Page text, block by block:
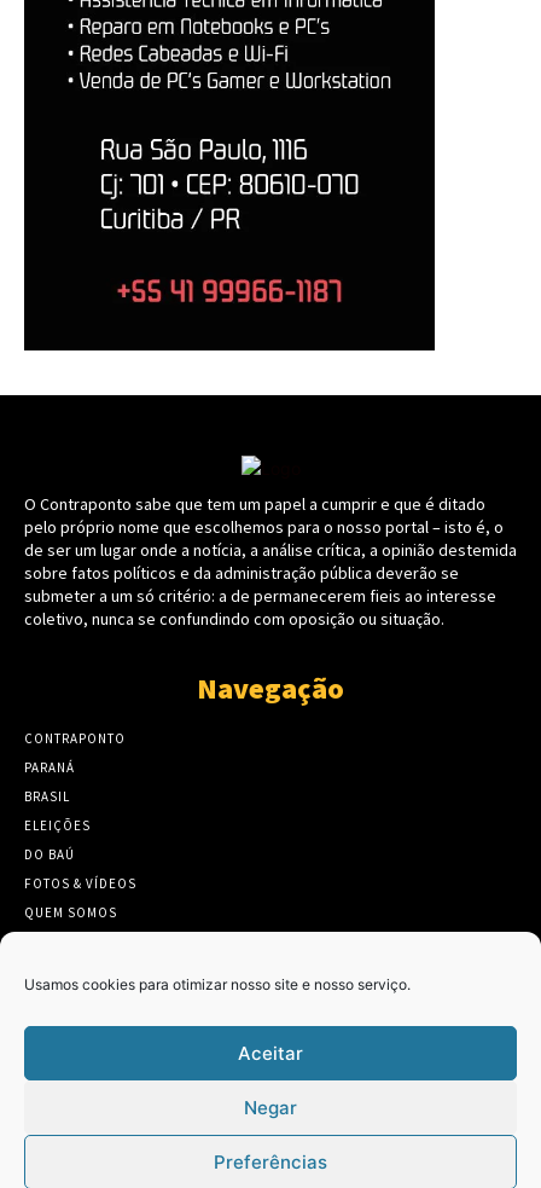
Usamos cookies para otimizar nosso site e nosso serviço.
Aceitar
Negar
Preferências
O Contraponto sabe que tem um papel a cumprir e que é ditado
pelo próprio nome que escolhemos para o nosso portal – isto é, o
de ser um lugar onde a notícia, a análise crítica, a opinião destemida
sobre fatos políticos e da administração pública deverão se
submeter a um só critério: a de permanecerem fieis ao interesse
coletivo, nunca se confundindo com oposição ou situação.
Navegação
CONTRAPONTO
PARANÁ
BRASIL
ELEIÇÕES
DO BAÚ
FOTOS & VÍDEOS
QUEM SOMOS
Twitter
Tweets by Contraponto_jor
e ativar este conteúdo